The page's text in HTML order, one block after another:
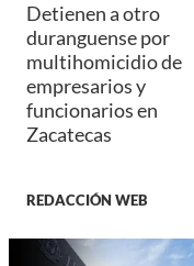
Detienen a otro
duranguense por
multihomicidio de
empresarios y
funcionarios en
Zacatecas
REDACCIÓN WEB